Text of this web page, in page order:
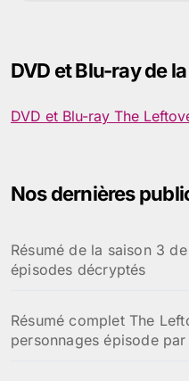
r
h
e
:
DVD et Blu-ray de
DVD et Blu-ray The
Nos dernières
Résumé de la saison 3
épisodes décryptés
Résumé complet The
personnages épisode